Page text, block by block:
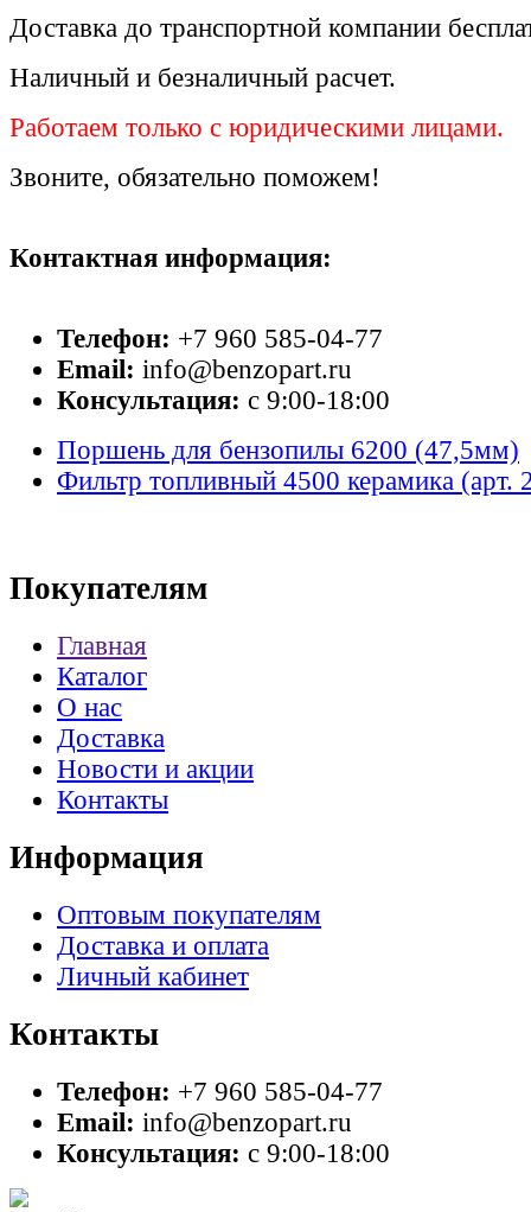
Доставка до транспортной компании
Наличный и безналичный расчет.
Работаем только с юридическими лицами.
Звоните, обязательно поможем!
Контактная информация:
Телефон: +7 960 585-04-77
Email: info@benzopart.ru
Консультация: с 9:00-18:00
Поршень для бензопилы 6200 (47,5мм)
Фильтр топливный 4500 керамика (арт.
Покупателям
Главная
Каталог
О нас
Доставка
Новости и акции
Контакты
Информация
Оптовым покупателям
Доставка и оплата
Личный кабинет
Контакты
Телефон: +7 960 585-04-77
Email: info@benzopart.ru
Консультация: с 9:00-18:00